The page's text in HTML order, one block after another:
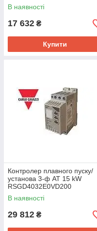
В наявності
17 632 ₴
Купити
Контролер плавного пуску/
установа 3-ф АТ 15 kW
RSGD4032E0VD200
В наявності
29 812 ₴